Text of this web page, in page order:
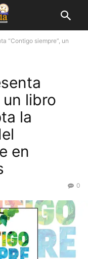
“Contigo siempre”, un
un libro
la
en
0